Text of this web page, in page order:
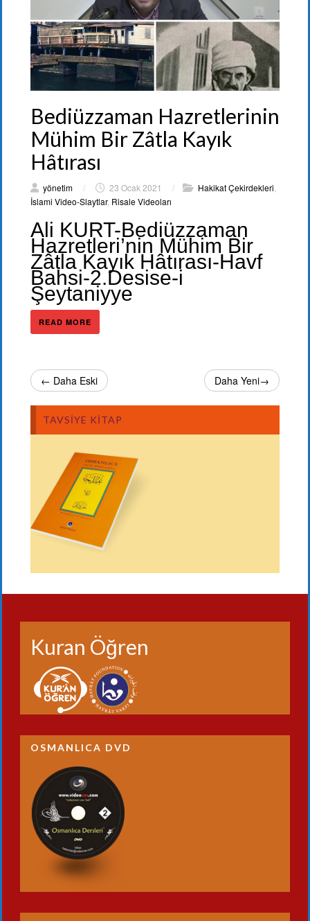
Bediüzzaman Hazretlerinin
Mühim Bir Zâtla Kayık
Hâtırası
yönetim / 23 Ocak 2021 / Hakikat Çekirdekleri
İslami Video-Slaytlar, Risale Videoları
Ali KURT-Bediüzzaman
Hazretleri’nin Mühim Bir
Zâtla Kayık Hâtırası-Havf
Bahsi-2.Desise-i
Şeytaniyye
READ MORE
← Daha Eski Daha Yeni→
TAVSIYE KITAP
Kuran Öğren
OSMANLICA DVD